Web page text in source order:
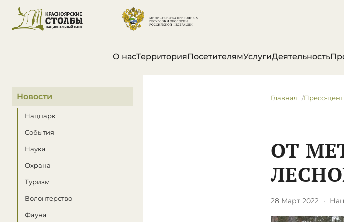
О насТерриторияПосетителямУслугиДеятельность
В этом разделе
Новости
Нацпарк
События
Наука
Охрана
Туризм
Волонтерство
Фауна
Главная Пресс-
ОТ
28 Март 2022 ·